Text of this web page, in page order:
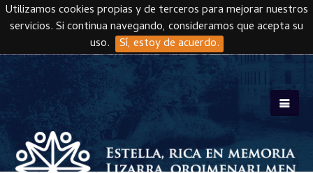
Utilizamos cookies propias y de terceros para mejorar nuestros
servicios. Si continua navegando, consideramos que acepta su
uso. Sí, estoy de acuerdo.
Skip to main content